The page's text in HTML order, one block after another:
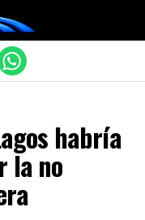
habría
la no